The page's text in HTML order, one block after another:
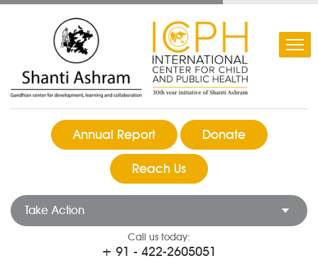
Annual Report Donate
Reach Us
Take Action
Call us today:
+ 91 - 422-2605051